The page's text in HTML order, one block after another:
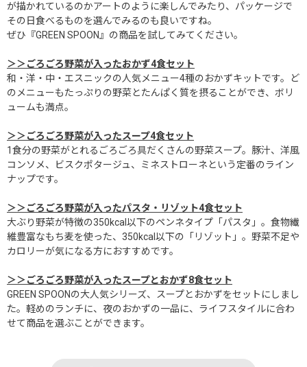
が描かれているのかアートのように楽しんでみたり、パッケージで
その日食べるものを選んでみるのも良いですね。
ぜひ『GREEN SPOON』の商品を試してみてください。
＞＞ごろごろ野菜が入ったおかず4食セット
和・洋・中・エスニックの人気メニュー4種のおかずキットです。ど
のメニューもたっぷりの野菜とたんぱく質を摂ることができ、ボリ
ュームも満点。
＞＞ごろごろ野菜が入ったスープ4食セット
1食分の野菜がとれるごろごろ具だくさんの野菜スープ。豚汁、洋風
コンソメ、ビスクポタージュ、ミネストローネという定番のライン
ナップです。
＞＞ごろごろ野菜が入ったパスタ・リゾット4食セット
大ぶり野菜が特徴の350kcal以下のペンネタイプ「パスタ」。食物繊
維豊富なもち麦を使った、350kcal以下の「リゾット」。野菜不足や
カロリーが気になる方におすすめです。
＞＞ごろごろ野菜が入ったスープとおかず8食セット
GREEN SPOONの大人気シリーズ、スープとおかずをセットにしまし
た。軽めのランチに、夜のおかずの一品に、ライフスタイルに合わ
せて商品を選ぶことができます。